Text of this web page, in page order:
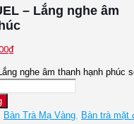
– Lắng nghe âm
₫
nghe âm thanh hạnh phúc
Bàn Trà Mạ Vàng, Bàn trà mặt